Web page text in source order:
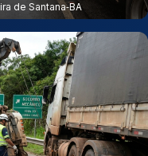
de Santana‑BA